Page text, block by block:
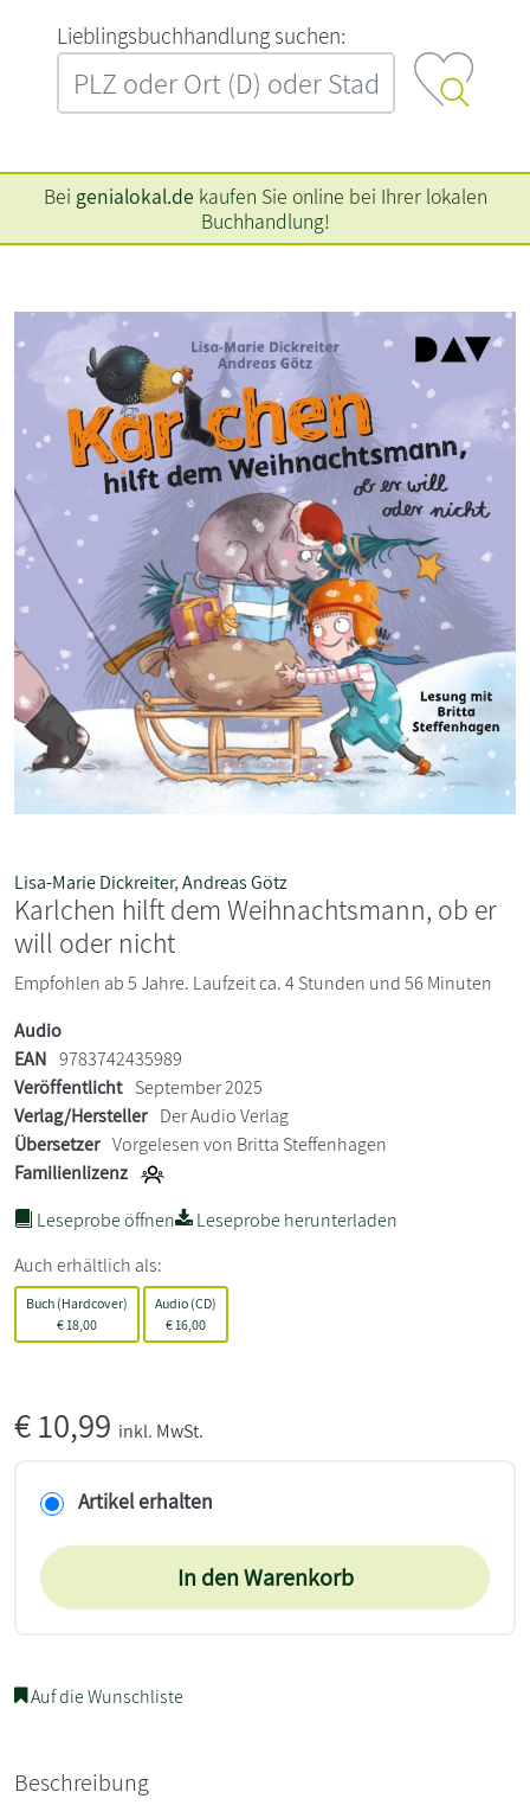
L‍i‍e‍b‍l‍i‍n‍g‍s‍b‍u‍c‍h‍h‍a‍n‍d‍l‍u‍n‍g‍ ‍s‍u‍c‍h‍e‍n‍:‍
Bei genialokal.de kaufen Sie online bei Ihrer lokalen
Buchhandlung!
Lisa-Marie Dickreiter,Andreas Götz
Karlchen hilft dem Weihnachtsmann, ob er
will oder nicht
Empfohlen ab 5 Jahre. Laufzeit ca. 4 Stunden und 56 Minuten
Audio
EAN 9783742435989
Veröffentlicht September 2025
Verlag/Hersteller Der Audio Verlag
Übersetzer Vorgelesen von Britta Steffenhagen
Familienlizenz
Leseprobe öffnen
Leseprobe herunterladen
Auch erhältlich als:
Buch (Hardcover)
€ 18,00
Audio (CD)
€ 16,00
€10,99 inkl. MwSt.
Artikel erhalten
In den Warenkorb
Auf die Wunschliste
Beschreibung